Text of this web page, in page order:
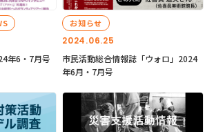
年6・7月号
2024.06.25
お知らせ
市民活動総合情報誌「ウォロ」2024
年6月・7月号